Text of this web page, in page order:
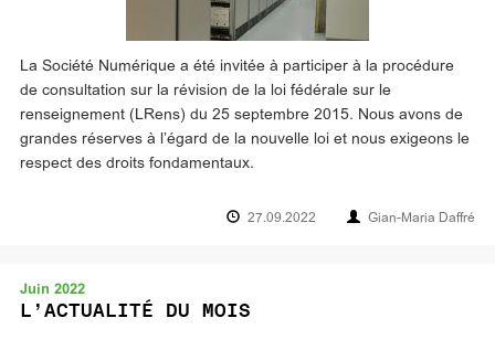
La Société Numérique a été invitée à participer à la procédure
de consultation sur la révision de la loi fédérale sur le
renseignement (LRens) du 25 septembre 2015. Nous avons de
grandes réserves à l’égard de la nouvelle loi et nous exigeons le
respect des droits fondamentaux.
27.09.2022 Gian-Maria Daffré
Juin 2022
L’ACTUALITÉ DU MOIS